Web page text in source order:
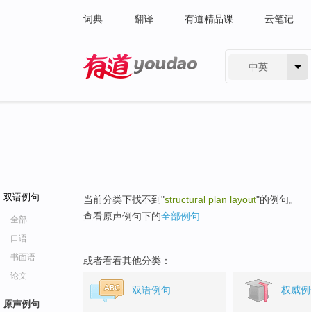
词典 翻译 有道精品课 云笔记
中英
双语例句
全部
口语
书面语
论文
原声例句
当前分类下找不到"structural plan layout"的例句。
查看原声例句下的全部例句
或者看看其他分类：
双语例句 权威